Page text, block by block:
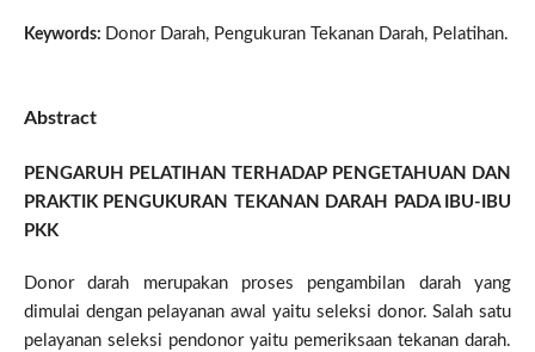
Keywords: Donor Darah, Pengukuran Tekanan Darah, Pelatihan.
Abstract
PENGARUH PELATIHAN TERHADAP PENGETAHUAN DAN
PRAKTIK PENGUKURAN TEKANAN DARAH PADA IBU-IBU
PKK
Donor darah merupakan proses pengambilan darah yang
dimulai dengan pelayanan awal yaitu seleksi donor. Salah satu
pelayanan seleksi pendonor yaitu pemeriksaan tekanan darah.